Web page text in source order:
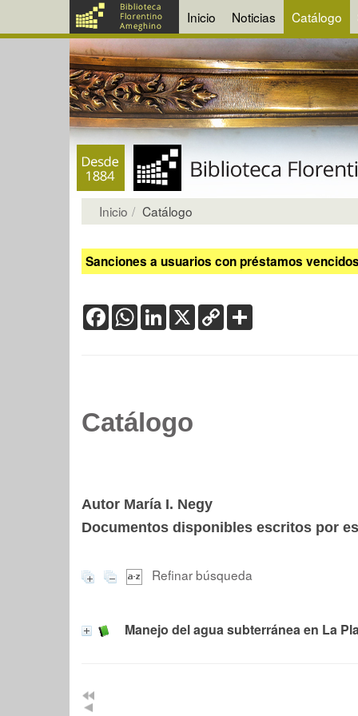
Inicio Noticias Catálogo
Inicio Catálogo
Sanciones a usuarios con préstamos
FacebookWhatsApp
LinkedIn
X Copy
Link
Catálogo
Autor María I. Negy
Documentos disponibles escritos por
Refinar búsqueda
Manejo del agua subterránea en La